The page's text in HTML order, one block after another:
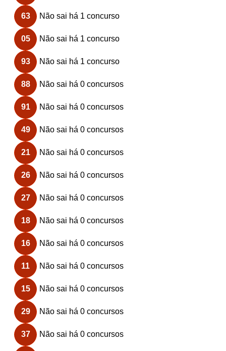
63 Não sai há 1 concurso
05 Não sai há 1 concurso
93 Não sai há 1 concurso
88 Não sai há 0 concursos
91 Não sai há 0 concursos
49 Não sai há 0 concursos
21 Não sai há 0 concursos
26 Não sai há 0 concursos
27 Não sai há 0 concursos
18 Não sai há 0 concursos
16 Não sai há 0 concursos
11 Não sai há 0 concursos
15 Não sai há 0 concursos
29 Não sai há 0 concursos
37 Não sai há 0 concursos